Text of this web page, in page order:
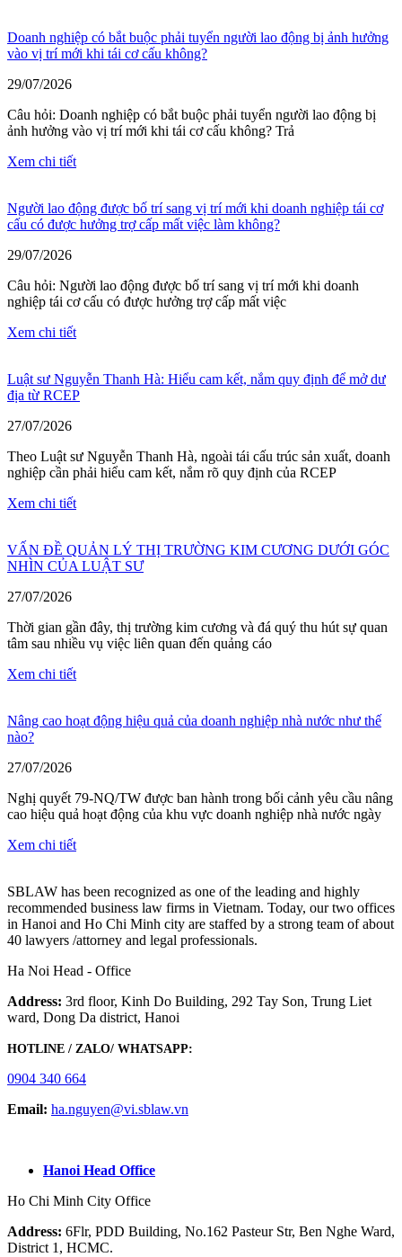
Doanh nghiệp có bắt buộc phải tuyển người lao động bị ảnh hưởng
vào vị trí mới khi tái cơ cấu không?
29/07/2026
Câu hỏi: Doanh nghiệp có bắt buộc phải tuyển người lao động bị
ảnh hưởng vào vị trí mới khi tái cơ cấu không? Trả
Xem chi tiết
Người lao động được bố trí sang vị trí mới khi doanh nghiệp tái cơ
cấu có được hưởng trợ cấp mất việc làm không?
29/07/2026
Câu hỏi: Người lao động được bố trí sang vị trí mới khi doanh
nghiệp tái cơ cấu có được hưởng trợ cấp mất việc
Xem chi tiết
Luật sư Nguyễn Thanh Hà: Hiểu cam kết, nắm quy định để mở dư
địa từ RCEP
27/07/2026
Theo Luật sư Nguyễn Thanh Hà, ngoài tái cấu trúc sản xuất, doanh
nghiệp cần phải hiểu cam kết, nắm rõ quy định của RCEP
Xem chi tiết
VẤN ĐỀ QUẢN LÝ THỊ TRƯỜNG KIM CƯƠNG DƯỚI GÓC
NHÌN CỦA LUẬT SƯ
27/07/2026
Thời gian gần đây, thị trường kim cương và đá quý thu hút sự quan
tâm sau nhiều vụ việc liên quan đến quảng cáo
Xem chi tiết
Nâng cao hoạt động hiệu quả của doanh nghiệp nhà nước như thế
nào?
27/07/2026
Nghị quyết 79-NQ/TW được ban hành trong bối cảnh yêu cầu nâng
cao hiệu quả hoạt động của khu vực doanh nghiệp nhà nước ngày
Xem chi tiết
SBLAW has been recognized as one of the leading and highly
recommended business law firms in Vietnam. Today, our two offices
in Hanoi and Ho Chi Minh city are staffed by a strong team of about
40 lawyers /attorney and legal professionals.
Ha Noi Head - Office
Address: 3rd floor, Kinh Do Building, 292 Tay Son, Trung Liet
ward, Dong Da district, Hanoi
HOTLINE / ZALO/ WHATSAPP:
0904 340 664
Email: ha.nguyen@vi.sblaw.vn
Hanoi Head Office
Ho Chi Minh City Office
Address: 6Flr, PDD Building, No.162 Pasteur Str, Ben Nghe Ward,
District 1, HCMC.